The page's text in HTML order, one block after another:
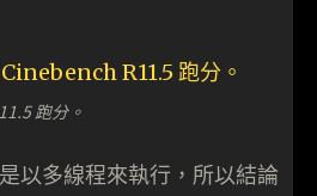
跑分。
以多線程來執行，所以結論